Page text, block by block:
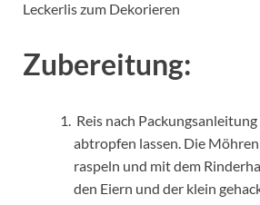
Leckerlis zum Dekorieren
Zubereitung:
Reis nach
abtropfen lassen. Die
raspeln und mit dem
den Eiern und der klein